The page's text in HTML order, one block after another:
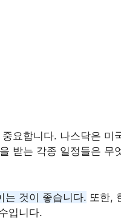
요합니다. 나스닥은 미
받는 각종 일정들은 무
는 것이 좋습니다. 또한,
입니다.